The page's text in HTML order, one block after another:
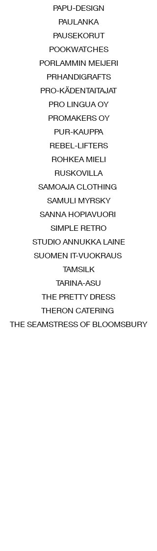
PAPU-DESIGN
PAULANKA
PAUSEKORUT
POOKWATCHES
PORLAMMIN MEIJERI
PRHANDIGRAFTS
PRO-KÄDENTAITAJAT
PRO LINGUA OY
PROMAKERS OY
PUR-KAUPPA
REBEL-LIFTERS
ROHKEA MIELI
RUSKOVILLA
SAMOAJA CLOTHING
SAMULI MYRSKY
SANNA HOPIAVUORI
SIMPLE RETRO
STUDIO ANNUKKA LAINE
SUOMEN IT-VUOKRAUS
TAMSILK
TARINA-ASU
THE PRETTY DRESS
THERON CATERING
THE SEAMSTRESS OF BLOOMSBURY